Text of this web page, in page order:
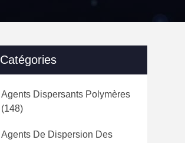
Catégories
Agents Dispersants Polymères
(148)
Agents De Dispersion Des